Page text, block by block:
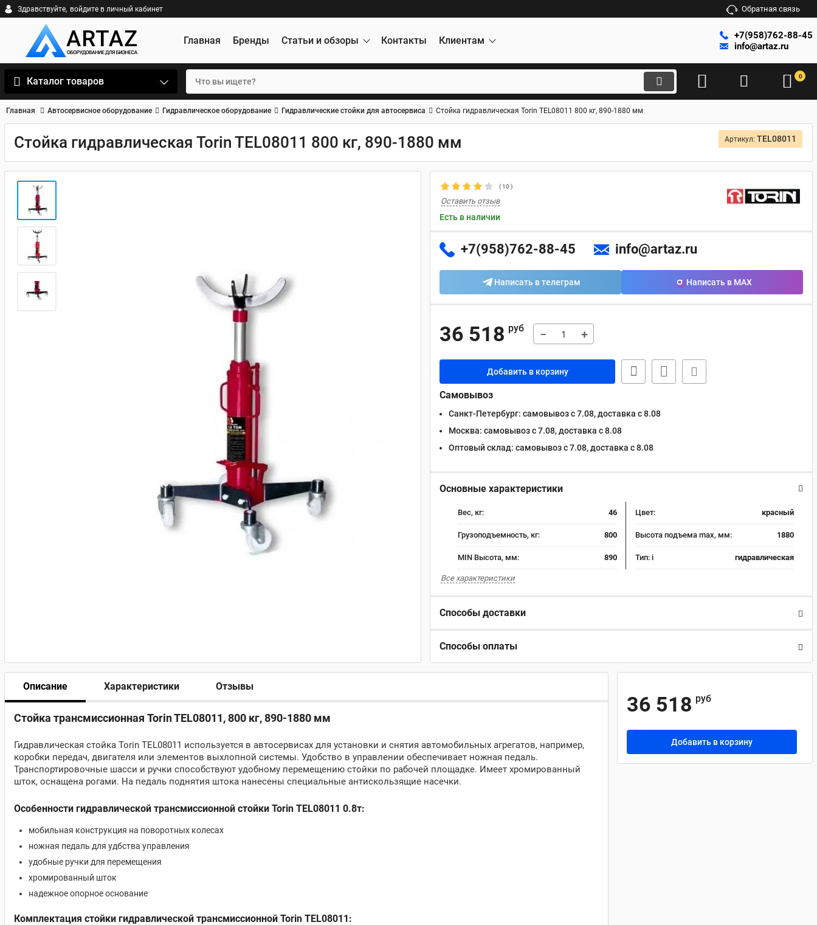
Здравствуйте, войдите в личный кабинет Обратная связь
Главная Бренды Статьи и обзоры Контакты Клиентам
+7(958)762-88-45
info@artaz.ru
Каталог товаров 0
Главная Автосервисное оборудование Гидравлическое оборудование Гидравлические стойки для автосервиса Стойка гидравлическая Torin TEL08011 800 кг, 890-1880 мм
Стойка гидравлическая Torin TEL08011 800 кг, 890-1880 мм Артикул: TEL08011
(10)
Оставить отзыв
Есть в наличии
+7(958)762-88-45 info@artaz.ru
Написать в телеграм Написать в MAX
36 518 руб − +
Добавить в корзину
Самовывоз
Санкт-Петербург: самовывоз с 7.08, доставка c 8.08
Москва: самовывоз с 7.08, доставка c 8.08
Оптовый склад: самовывоз с 7.08, доставка c 8.08
Основные характеристики
Вес, кг: 46 Цвет: красный
Грузоподъемность, кг: 800 Высота подъема max, мм: 1880
MIN Высота, мм: 890 Тип: i гидравлическая
Все характеристики
Способы доставки
Способы оплаты
Описание Характеристики Отзывы
Стойка трансмиссионная Torin TEL08011, 800 кг, 890-1880 мм
Гидравлическая стойка Torin TEL08011 используется в автосервисах для установки и снятия автомобильных агрегатов, например,
коробки передач, двигателя или элементов выхлопной системы. Удобство в управлении обеспечивает ножная педаль.
Транспортировочные шасси и ручки способствуют удобному перемещению стойки по рабочей площадке. Имеет хромированный
шток, оснащена рогами. На педаль поднятия штока нанесены специальные антискользящие насечки.
Особенности гидравлической трансмиссионной стойки Torin TEL08011 0.8т:
мобильная конструкция на поворотных колесах
ножная педаль для удбства управления
удобные ручки для перемещения
хромированный шток
надежное опорное основание
Комплектация стойки гидравлической трансмиссионной Torin TEL08011:
36 518 руб
Добавить в корзину